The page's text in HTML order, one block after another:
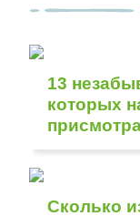
13
которых
Сколько